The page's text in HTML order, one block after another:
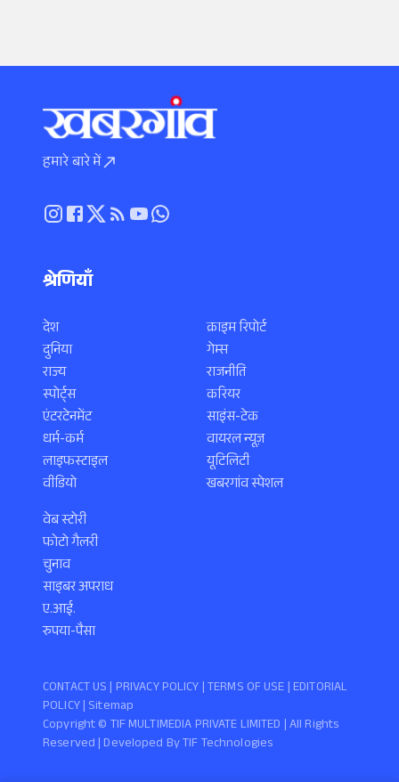
हमारे बारे में
श्रेणियाँ
देश
दुनिया
राज्य
स्पोर्ट्स
एंटरटेनमेंट
धर्म-कर्म
लाइफस्टाइल
वीडियो
क्राइम रिपोर्ट
गेम्स
राजनीति
करियर
साइंस-टेक
वायरल न्यूज़
यूटिलिटी
खबरगांव स्पेशल
वेब स्टोरी
फोटो गैलरी
चुनाव
साइबर अपराध
ए.आई.
रुपया-पैसा
Copyright ©️ TIF MULTIMEDIA PRIVATE LIMITED | All Rights
Reserved | Developed ByTIF Technologies
CONTACT US | PRIVACY POLICY |TERMS OF USE | EDITORIAL
POLICY| Sitemap